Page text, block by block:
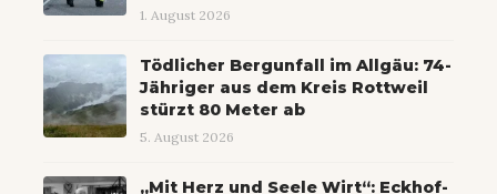
1. August 2026
Tödlicher Bergunfall im Allgäu: 74-
Jähriger aus dem Kreis Rottweil
stürzt 80 Meter ab
5. August 2026
„Mit Herz und Seele Wirt“: Eckhof-